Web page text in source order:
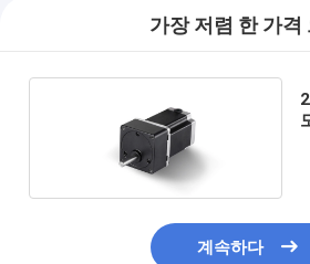
가장 저렴 한 가격
계속하다